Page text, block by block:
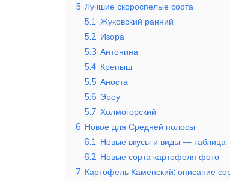
5 Лучшие скороспелые сорта
5.1 Жуковский ранний
5.2 Изора
5.3 Антонина
5.4 Крепыш
5.5 Аноста
5.6 Эроу
5.7 Холмогорский
6 Новое для Средней полосы
6.1 Новые вкусы и виды — таблица
6.2 Новые сорта картофеля фото
7 Картофель Каменский: описание